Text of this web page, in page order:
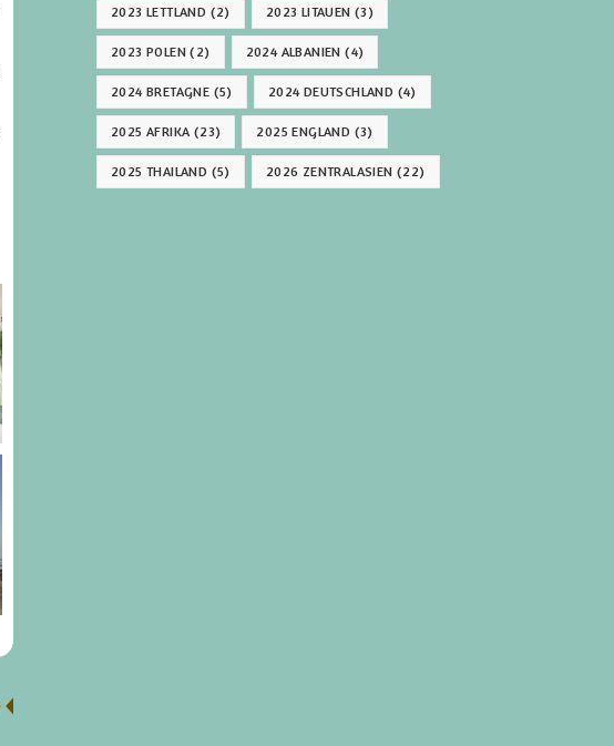
2023 LETTLAND (2) 2023 LITAUEN (3)
2023 POLEN (2) 2024 ALBANIEN (4)
2024 BRETAGNE (5) 2024 DEUTSCHLAND (4)
2025 AFRIKA(23) 2025 ENGLAND (3)
2025 THAILAND (5) 2026 ZENTRALASIEN (22)